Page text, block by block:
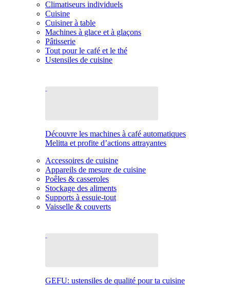
Climatiseurs individuels
Cuisine
Cuisiner à table
Machines à glace et à glaçons
Pâtisserie
Tout pour le café et le thé
Ustensiles de cuisine
Découvre les machines à café automatiques
Melitta et profite d’actions attrayantes
Accessoires de cuisine
Appareils de mesure de cuisine
Poêles & casseroles
Stockage des aliments
Supports à essuie-tout
Vaisselle & couverts
GEFU: ustensiles de qualité pour ta cuisine